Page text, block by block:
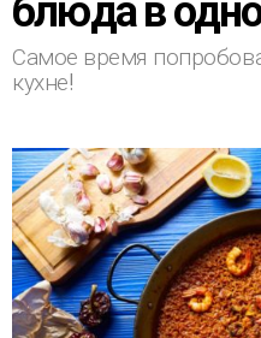
Самое время
кухне!